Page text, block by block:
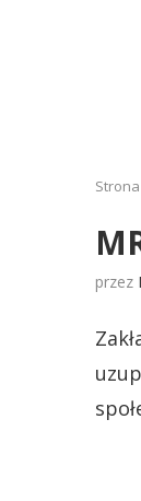
przez